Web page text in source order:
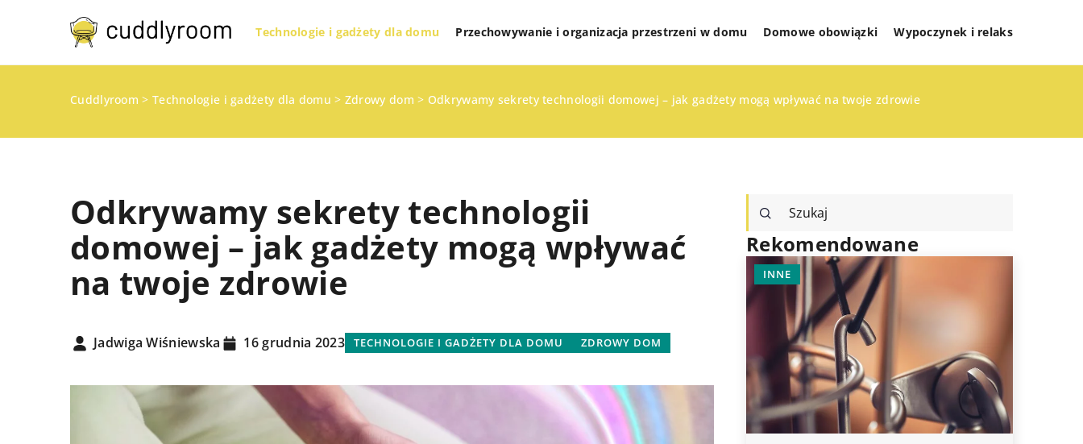
Technologie i gadżety dla domu Przechowywanie i organizacja przestrzeni w domu Domowe obowiązki Wypoczynek i relaks
Cuddlyroom > Technologie i gadżety dla domu > Zdrowy dom > Odkrywamy sekrety technologii domowej – jak gadżety mogą wpływać na twoje zdrowie
Odkrywamy sekrety technologii
domowej – jak gadżety mogą wpływać
na twoje zdrowie
Jadwiga Wiśniewska 16 grudnia 2023 TECHNOLOGIE I GADŻETY DLA DOMU ZDROWY DOM
Rekomendowane
WYPOCZYNEK I RELAKS INNE